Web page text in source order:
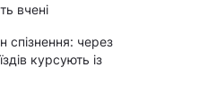
вчені
спізнення: через
курсують із